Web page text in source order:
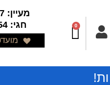
0
מעיין: 052-5255757
חגי: 052-5255754